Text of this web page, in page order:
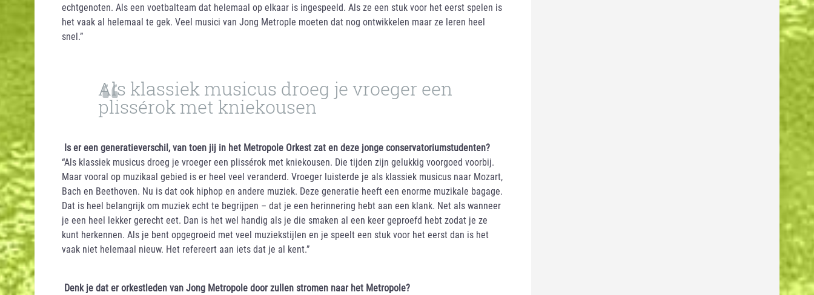
echtgenoten. Als een voetbalteam dat helemaal op elkaar is ingespeeld. Als ze een stuk voor het eerst spelen is
het vaak al helemaal te gek. Veel musici van Jong Metrople moeten dat nog ontwikkelen maar ze leren heel
snel.”
Als klassiek musicus droeg je vroeger een
plissérok met kniekousen
Is er een generatieverschil, van toen jij in het Metropole Orkest zat en deze jonge conservatoriumstudenten?
“Als klassiek musicus droeg je vroeger een plissérok met kniekousen. Die tijden zijn gelukkig voorgoed voorbij.
Maar vooral op muzikaal gebied is er heel veel veranderd. Vroeger luisterde je als klassiek musicus naar Mozart,
Bach en Beethoven. Nu is dat ook hiphop en andere muziek. Deze generatie heeft een enorme muzikale bagage.
Dat is heel belangrijk om muziek echt te begrijpen – dat je een herinnering hebt aan een klank. Net als wanneer
je een heel lekker gerecht eet. Dan is het wel handig als je die smaken al een keer geproefd hebt zodat je ze
kunt herkennen. Als je bent opgegroeid met veel muziekstijlen en je speelt een stuk voor het eerst dan is het
vaak niet helemaal nieuw. Het refereert aan iets dat je al kent.”
Denk je dat er orkestleden van Jong Metropole door zullen stromen naar het Metropole?